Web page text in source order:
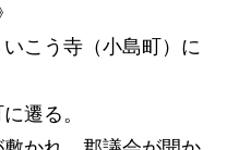
こう寺（小島町）に
遷る。